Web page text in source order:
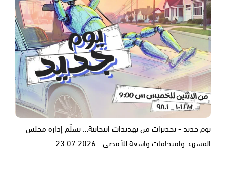
يوم جديد - تحذيرات من تهديدات انتخابية… تسلّم إدارة مجلس
المشهد واقتحامات واسعة للأقصى - 23.07.2026